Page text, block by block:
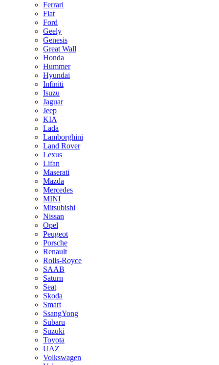
Ferrari
Fiat
Ford
Geely
Genesis
Great Wall
Honda
Hummer
Hyundai
Infiniti
Isuzu
Jaguar
Jeep
KIA
Lada
Lamborghini
Land Rover
Lexus
Lifan
Maserati
Mazda
Mercedes
MINI
Mitsubishi
Nissan
Opel
Peugeot
Porsche
Renault
Rolls-Royce
SAAB
Saturn
Seat
Skoda
Smart
SsangYong
Subaru
Suzuki
Toyota
UAZ
Volkswagen